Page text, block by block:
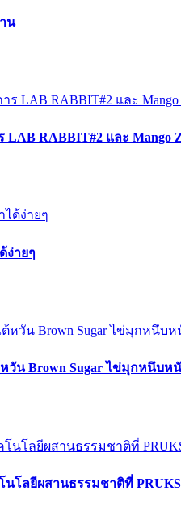
น
LAB RABBIT#2 และ Mango
ง่ายๆ
วัน Brown Sugar ไข่มุกหนึบห
โลยีผสานธรรมชาติที่